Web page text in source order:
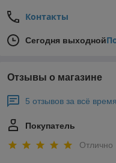
Контакты
Сегодня выходной
Отзывы о магазине
5 отзывов за всё время
Покупатель
Отлично